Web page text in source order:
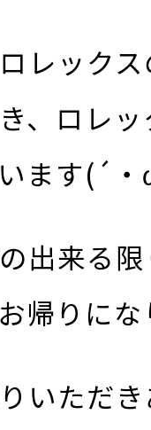
レック
、ロレ
ます(´
出来る
帰りに
いただ